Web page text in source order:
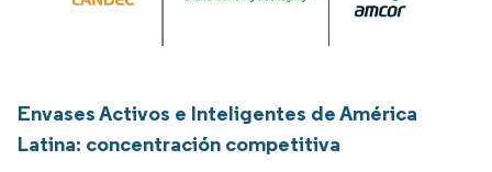
Envases Activos e Inteligentes de América
Latina: concentración competitiva